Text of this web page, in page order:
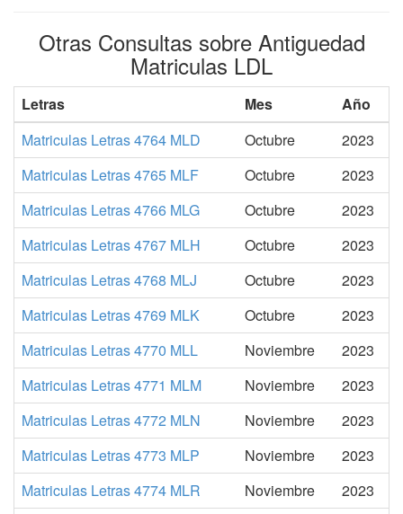
Otras Consultas sobre Antiguedad
Matriculas LDL
Letras Mes
Año
Matriculas Letras 4764 MLD
Octubre
2023
Matriculas Letras 4765 MLF
Octubre
2023
Matriculas Letras 4766 MLG
Octubre
2023
Matriculas Letras 4767 MLH
Octubre
2023
Matriculas Letras 4768 MLJ
Octubre
2023
Matriculas Letras 4769 MLK
Octubre
2023
Matriculas Letras 4770 MLL
Noviembre
2023
Matriculas Letras 4771 MLM
Noviembre
2023
Matriculas Letras 4772 MLN
Noviembre
2023
Matriculas Letras 4773 MLP
Noviembre
2023
Matriculas Letras 4774 MLR
Noviembre
2023